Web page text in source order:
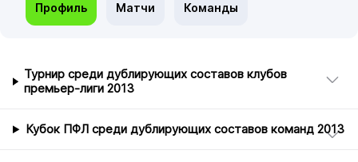
Профиль Матчи Команды
Турнир среди дублирующих составов клубов
премьер-лиги 2013
Кубок ПФЛ среди дублирующих составов команд 2013